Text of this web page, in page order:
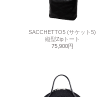
SACCHETTO5 (サケット5)
縦型Zipトート
75,900円